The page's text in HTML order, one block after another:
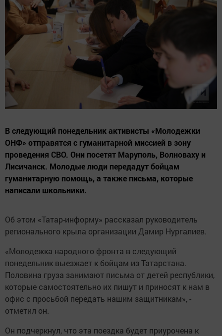
В следующий понедельник активисты «Молодежки
ОНФ» отправятся с гуманитарной миссией в зону
проведения СВО. Они посетят Маруполь, Волноваху и
Лисичанск. Молодые люди передадут бойцам
гуманитарную помощь, а также письма, которые
написали школьники.
Об этом «Татар-информу» рассказал руководитель
регионального крыла организации Дамир Нургалиев.
«Молодежка народного фронта в следующий
понедельник выезжает к бойцам из Татарстана.
Половина груза занимают письма от детей республики,
которые самостоятельно их пишут и приносят к нам в
офис с просьбой передать нашим защитникам», -
отметил он.
Он подчеркнул, что эта поездка будет приурочена к